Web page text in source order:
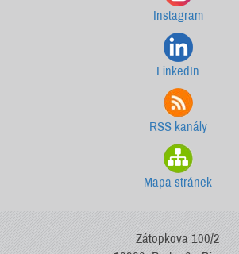
Instagram
LinkedIn
RSS kanály
Mapa stránek
Zátopkova 100/2